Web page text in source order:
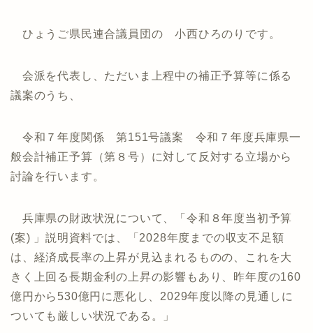
ひょうご県民連合議員団の 小西ひろのりです。
会派を代表し、ただいま上程中の補正予算等に係る
議案のうち、
令和７年度関係 第151号議案 令和７年度兵庫県一
般会計補正予算（第８号）に対して反対する立場から
討論を行います。
兵庫県の財政状況について、「令和８年度当初予算
(案) 」説明資料では、「2028年度までの収支不足額
は、経済成長率の上昇が見込まれるものの、これを大
きく上回る長期金利の上昇の影響もあり、昨年度の160
億円から530億円に悪化し、2029年度以降の見通しに
ついても厳しい状況である。」